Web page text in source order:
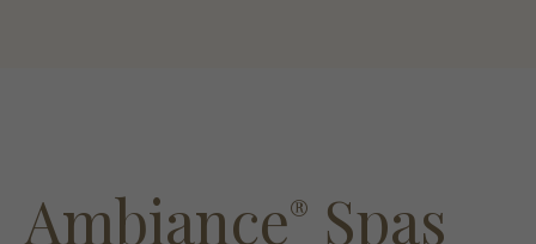
Ambiance® Spas